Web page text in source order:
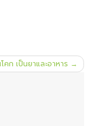
คก เป็นยาและอาหาร